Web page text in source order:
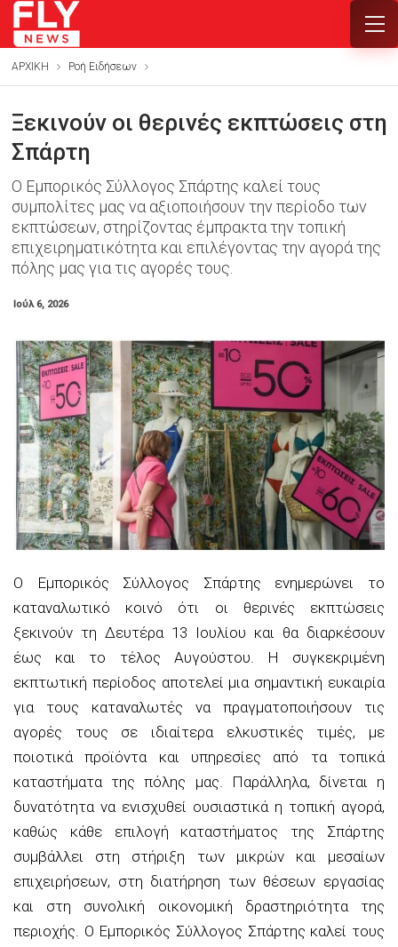
ΑΡΧΙΚΗ Ροή Ειδήσεων
Ξεκινούν οι θερινές εκπτώσεις στη
Σπάρτη
Ο Εμπορικός Σύλλογος Σπάρτης καλεί τους
συμπολίτες μας να αξιοποιήσουν την περίοδο των
εκπτώσεων, στηρίζοντας έμπρακτα την τοπική
επιχειρηματικότητα και επιλέγοντας την αγορά της
πόλης μας για τις αγορές τους.
Ιούλ 6, 2026
Ο Εμπορικός Σύλλογος Σπάρτης ενημερώνει το
καταναλωτικό κοινό ότι οι θερινές εκπτώσεις
ξεκινούν τη Δευτέρα 13 Ιουλίου και θα διαρκέσουν
έως και το τέλος Αυγούστου. Η συγκεκριμένη
εκπτωτική περίοδος αποτελεί μια σημαντική ευκαιρία
για τους καταναλωτές να πραγματοποιήσουν τις
αγορές τους σε ιδιαίτερα ελκυστικές τιμές, με
ποιοτικά προϊόντα και υπηρεσίες από τα τοπικά
καταστήματα της πόλης μας. Παράλληλα, δίνεται η
δυνατότητα να ενισχυθεί ουσιαστικά η τοπική αγορά,
καθώς κάθε επιλογή καταστήματος της Σπάρτης
συμβάλλει στη στήριξη των μικρών και μεσαίων
επιχειρήσεων, στη διατήρηση των θέσεων εργασίας
και στη συνολική οικονομική δραστηριότητα της
περιοχής. Ο Εμπορικός Σύλλογος Σπάρτης καλεί τους